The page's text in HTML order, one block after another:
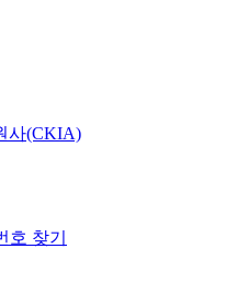
사(CKIA)
호 찾기